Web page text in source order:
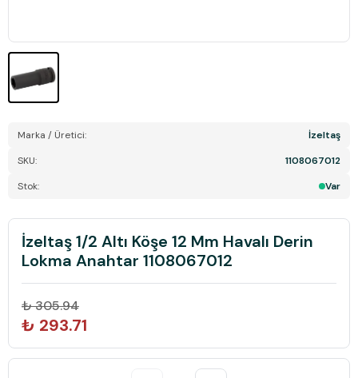
Marka / Üretici:
İzeltaş
SKU:
1108067012
Stok:
Var
İzeltaş 1/2 Altı Köşe 12 Mm Havalı Derin
Lokma Anahtar 1108067012
₺ 305.94
₺ 293.71